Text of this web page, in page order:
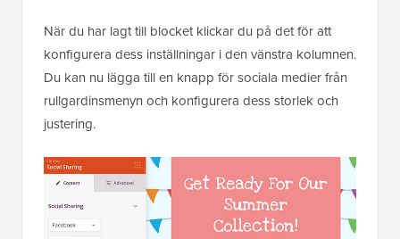
När du har lagt till blocket klickar du på det för att
konfigurera dess inställningar i den vänstra kolumnen.
Du kan nu lägga till en knapp för sociala medier från
rullgardinsmenyn och konfigurera dess storlek och
justering.